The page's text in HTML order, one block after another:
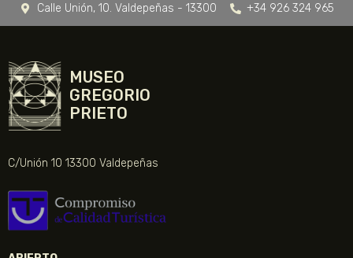
Calle Unión, 10. Valdepeñas - 13300
+34 926 324 965
MUSEO
GREGORIO
PRIETO
C/Unión 10 13300 Valdepeñas